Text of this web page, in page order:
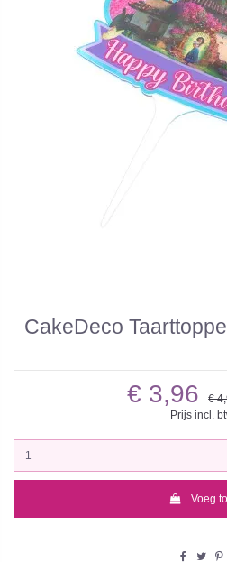
CakeDeco
€ 3,96 €
Prijs incl.
Voeg